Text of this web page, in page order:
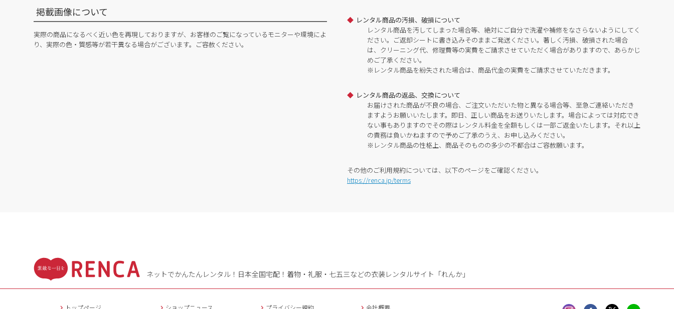
掲載画像について
実際の商品になるべく近い色を再現しておりますが、お客様のご覧になっているモニターや環境によ
り、実際の色・質感等が若干異なる場合がございます。ご容赦ください。
レンタル商品の汚損、破損について
レンタル商品を汚してしまった場合等、絶対にご自分で洗濯や補修をなさらないようにしてく
ださい。ご返却シートに書き込みそのままご発送ください。著しく汚損、破損された場合
は、クリーニング代、修理費等の実費をご請求させていただく場合がありますので、あらかじ
めご了承ください。
※レンタル商品を紛失された場合は、商品代金の実費をご請求させていただきます。
レンタル商品の返品、交換について
お届けされた商品が不良の場合、ご注文いただいた物と異なる場合等、至急ご連絡いただき
ますようお願いいたします。即日、正しい商品をお送りいたします。場合によっては対応でき
ない事もありますのでその際はレンタル料金を全額もしくは一部ご返金いたします。それ以上
の責務は負いかねますので予めご了承のうえ、お申し込みください。
※レンタル商品の性格上、商品そのものの多少の不都合はご容赦願います。
その他のご利用規約については、以下のページをご確認ください。
https://renca.jp/terms
ネットでかんたんレンタル！日本全国宅配！ 着物・礼服・七五三などの衣装レンタルサイト「れんか」
トップページ ショップニュース プライバシー規約 会社概要